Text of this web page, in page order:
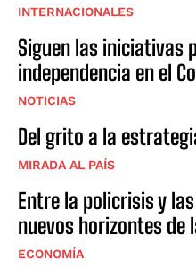
INTERNACIONALES
Siguen las iniciativas
independencia en el
NOTICIAS
Del grito a la
MIRADA AL PAÍS
Entre la policrisis y
nuevos horizontes de
ECONOMÍA